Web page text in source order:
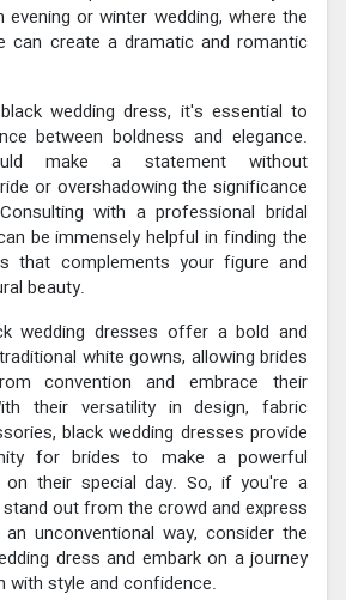
or winter wedding, where the
can create a dramatic and romantic
wedding dress, it's essential to
between boldness and elegance.
make a statement without
or overshadowing the significance
with a professional bridal
be immensely helpful in finding the
that complements your figure and
beauty.
wedding dresses offer a bold and
white gowns, allowing brides
convention and embrace their
their versatility in design, fabric
black wedding dresses provide
for brides to make a powerful
their special day. So, if you're a
out from the crowd and express
unconventional way, consider the
dress and embark on a journey
with style and confidence.